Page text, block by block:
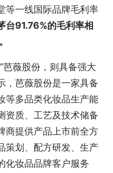
等一线国际品牌毛利率
台91.76%的毛利率相
芭薇股份，则具备强大
，芭薇股份是一家具备
等多品类化妆品生产能
资质、工艺及技术储备
商提供产品上市前全方
策划、配方研发、生产
化妆品品牌客户服务